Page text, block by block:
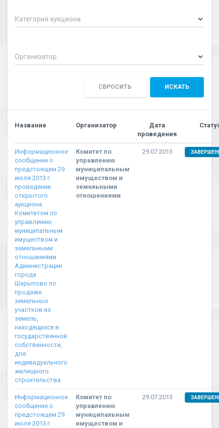
Категория аукциона
Организатор
СБРОСИТЬ ИСКАТЬ
Название Организатор
Дата
проведения
Информационное
сообщение о
предстоящем 29
июля 2013 г.
проведении
открытого
аукциона
Комитетом по
управлению
муниципальным
имуществом и
земельными
отношениями
Администрации
города
Шарыпово по
продаже
земельных
участков из
земель,
находящихся в
государственной
собственности,
для
индивидуального
жилищного
строительства
Комитет по
управлению
муниципальным
имуществом и
земельными
отношениями
29.07.2013
Информационное
сообщение о
предстоящем 29
июля 2013 г.
Комитет по
управлению
муниципальным
имуществом и
29.07.2013